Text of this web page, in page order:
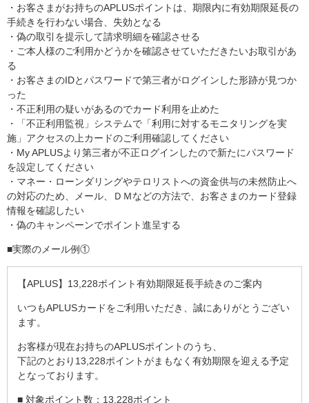
・お客さまがお持ちのAPLUSポイントは、期限内に有効期限延長の
手続きを行わない場合、失効となる
・偽の取引を提示して請求明細を確認させる
・ご本人様のご利用かどうかを確認させていただきたいお取引があ
る
・お客さまのIDとパスワードで第三者がログインした形跡が見つか
った
・不正利用の疑いがあるのでカード利用を止めた
・「不正利用監視」システムで「利用に対するモニタリングを実
施」アクセスの上カードのご利用確認してください
・My APLUSより第三者が不正ログインしたので新たにパスワード
を設定してください
・マネー・ローンダリングやテロリストへの資金供与の未然防止へ
の対応のため、メール、ＤＭなどの方法で、お客さまのカード登録
情報を確認したい
・偽のキャンペーンでポイント進呈する
■実際のメール例①
【APLUS】13,228ポイント有効期限延長手続きのご案内
いつもAPLUSカードをご利用いただき、誠にありがとうござい
ます。
お客様が現在お持ちのAPLUSポイントのうち、
下記のとおり13,228ポイントがまもなく有効期限を迎える予定
となっております。
■ 対象ポイント数：13,228ポイント